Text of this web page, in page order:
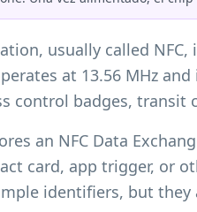
usually called
at 13.56 MHz
control badges,
an NFC Data
card, app trigger, or
identifiers, but